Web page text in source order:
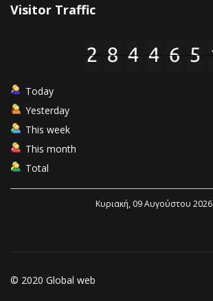
Visitor Traffic
Today
Yesterday
This week
This month
Total
Κυριακή, 09 Αυγούστου 2026
© 2020 Global web